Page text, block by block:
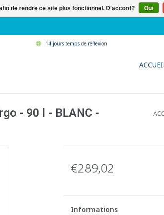
14 jours temps de réflexion
- 90 l - BLANC -
€289,02
Informations
de rendre ce site plus fonctionnel. D'accord? Oui